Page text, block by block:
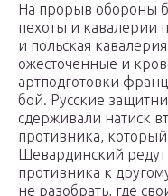
На прорыв обороны
пехоты и кавалерии
и польская
ожесточенные и
артподготовки
бой. Русские
сдерживали натиск
противника,
Шевардинский
противника к
не разобрать, где